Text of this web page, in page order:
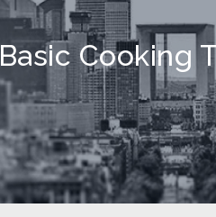
Basic Cooking